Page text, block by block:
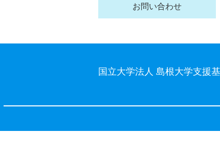
お問い合わせ
国立大学法人 島根大学支援